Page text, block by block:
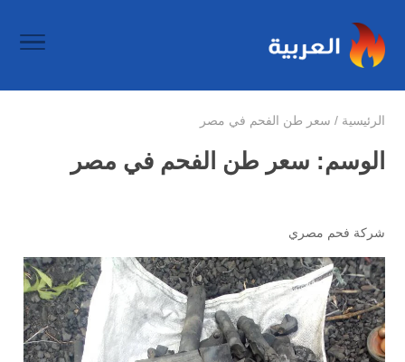
الرئيسية / سعر طن الفحم في مصر
الوسم: سعر طن الفحم في مصر
شركة فحم مصري